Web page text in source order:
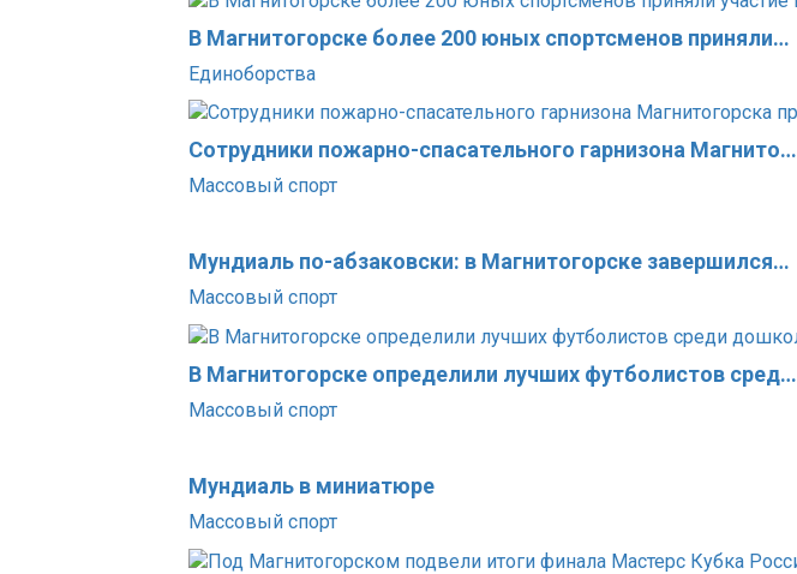
В Магнитогорске более 200 юных спортсменов приняли…
Единоборства
Сотрудники пожарно-спасательного гарнизона Магнито…
Массовый спорт
Мундиаль по-абзаковски: в Магнитогорске завершился…
Массовый спорт
В Магнитогорске определили лучших футболистов сред…
Массовый спорт
Мундиаль в миниатюре
Массовый спорт